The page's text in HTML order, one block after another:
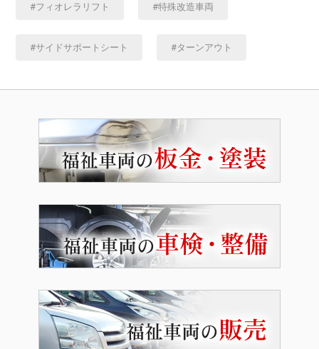
フィオレラリフト 特殊改造車両
サイドサポートシート ターンアウト